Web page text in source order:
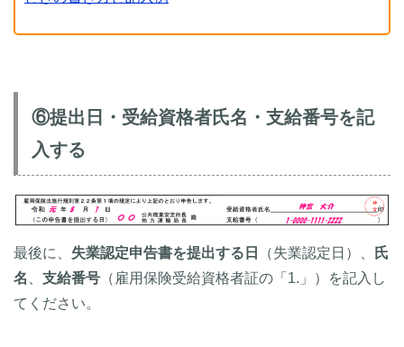
⑥提出日・受給資格者氏名・支給番号を記
入する
最後に、 失業認定申告書を提出する日 （失業認定日）、
氏
名
支給番号 （雇用保険受給資格者証の「1.」）を記入し
てください。